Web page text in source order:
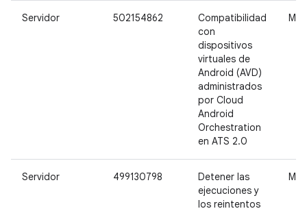
Servidor 502154862
Compatibilidad
con
dispositivos
virtuales de
Android (AVD)
administrados
por Cloud
Android
Orchestration
en ATS 2.0
Servidor 499130798
Detener las
ejecuciones y
los reintentos